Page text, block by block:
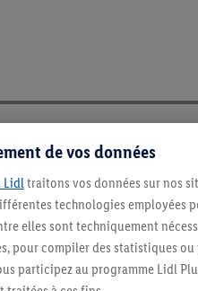
Restez au
de vos données
Lidl traitons vos données sur nos
technologies employées
elles sont techniquement
pour compiler des statistiques
participez au programme Lidl